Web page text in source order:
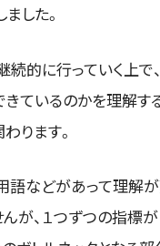
した。
続的に行っていく上で
ているのかを理解す
ります。
語などがあって理解
が、１つずつの指標